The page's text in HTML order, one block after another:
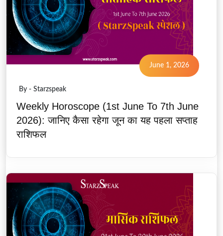
June 1, 2026
By - Starzspeak
Weekly Horoscope (1st June To 7th June
2026): जानिए कैसा रहेगा जून का यह पहला सप्ताह
राशिफल